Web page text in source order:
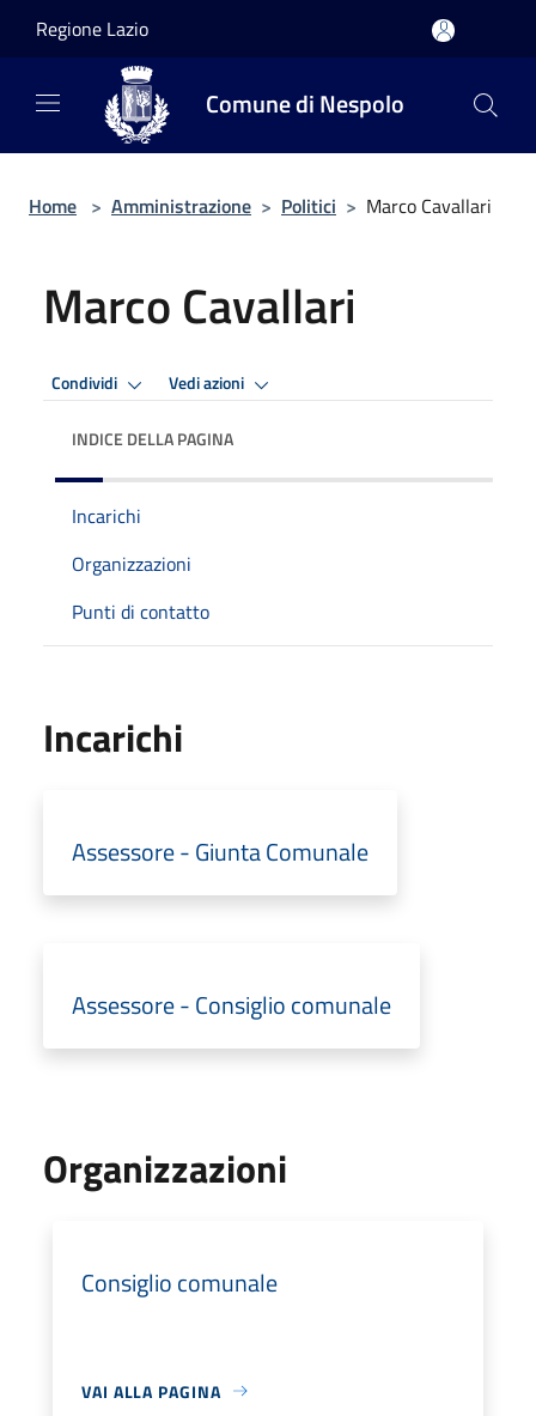
Regione Lazio
Comune di Nespolo
Home > Amministrazione > Politici > Marco Cavallari
Marco Cavallari
Condividi Vedi azioni
INDICE DELLA PAGINA
Incarichi
Organizzazioni
Punti di contatto
Incarichi
Assessore - Giunta Comunale
Assessore - Consiglio comunale
Organizzazioni
Consiglio comunale
VAI ALLA PAGINA